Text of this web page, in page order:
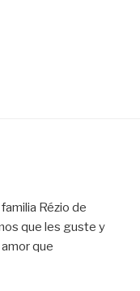
Rézio de
que les guste y
que